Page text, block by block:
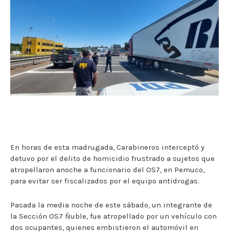
En horas de esta madrugada, Carabineros interceptó y
detuvo por el delito de homicidio frustrado a sujetos que
atropellaron anoche a funcionario del OS7, en Pemuco,
para evitar ser fiscalizados por el equipo antidrogas.
Pasada la media noche de este sábado, un integrante de
la Sección OS7 Ñuble, fue atropellado por un vehículo con
dos ocupantes, quienes embistieron el automóvil en